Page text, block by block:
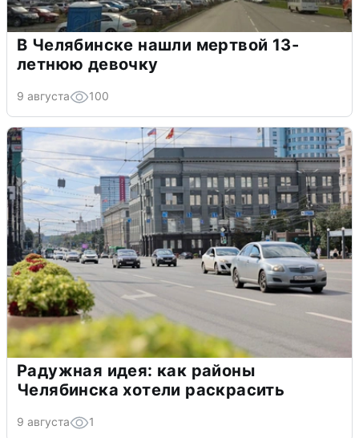
В Челябинске нашли мертвой 13-
летнюю девочку
9 августа 100
Радужная идея: как районы
Челябинска хотели раскрасить
9 августа 1